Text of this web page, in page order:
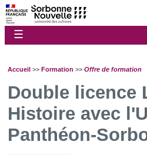
☰
Accueil >> Formation >> Offre de formation
Double licence
Histoire avec
Panthéon-